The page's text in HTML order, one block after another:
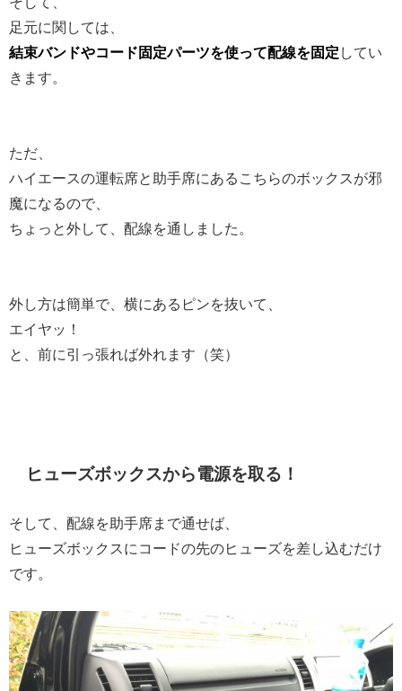
足元に関しては、
結束バンドやコード固定パーツを使って配線を固定 してい
きます。
ただ、
ハイエースの運転席と助手席にあるこちらのボックスが邪
魔になるので、
ちょっと外して、配線を通しました。
外し方は簡単で、横にあるピンを抜いて、
エイヤッ！
と、前に引っ張れば外れます（笑）
ヒューズボックスから電源を取る！
そして、配線を助手席まで通せば、
ヒューズボックスにコードの先のヒューズを差し込むだけ
です。